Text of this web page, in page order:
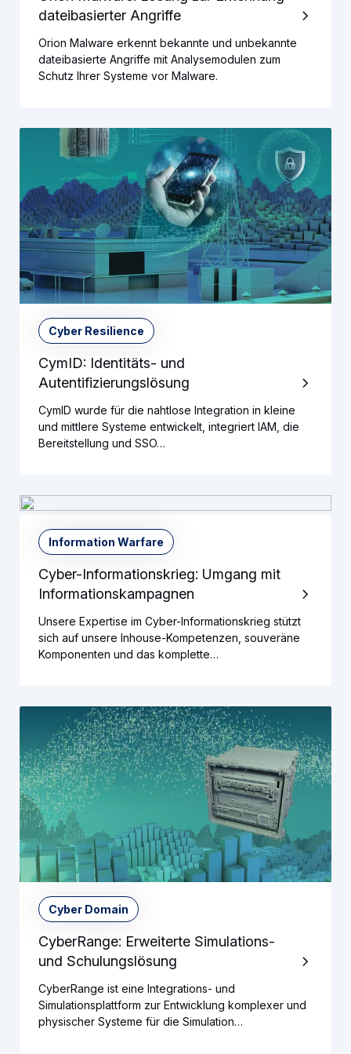
dateibasierter Angriffe
Orion Malware erkennt bekannte und unbekannte
dateibasierte Angriffe mit Analysemodulen zum
Schutz Ihrer Systeme vor Malware.
CymID: Identitäts- und
Autentifizierungslösung
Cyber Resilience
CymID wurde für die nahtlose Integration in kleine
und mittlere Systeme entwickelt, integriert IAM, die
Bereitstellung und SSO…
Cyber-Informationskrieg: Umgang mit
Informationskampagnen
Information Warfare
Unsere Expertise im Cyber-Informationskrieg stützt
sich auf unsere Inhouse-Kompetenzen, souveräne
Komponenten und das komplette…
CyberRange: Erweiterte Simulations-
und Schulungslösung
Cyber Domain
CyberRange ist eine lntegrations- und
Simulationsplattform zur Entwicklung komplexer und
physischer Systeme für die Simulation…